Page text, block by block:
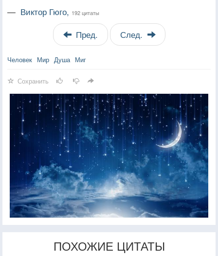
— Виктор Гюго, 192 цитаты
Пред. След.
Человек Мир Душа Миг
Сохранить
ПОХОЖИЕ ЦИТАТЫ